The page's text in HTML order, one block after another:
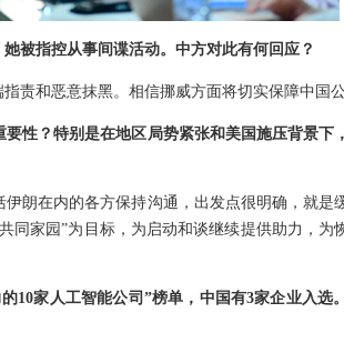
被指控从事间谍活动。中方对此有何回应？
责和恶意抹黑。相信挪威方面将切实保障中国公
性？特别是在地区局势紧张和美国施压背景下
朗在内的各方保持沟通，出发点很明确，就是
家园”为目标，为启动和谈继续提供助力，为
10家人工智能公司”榜单，中国有3家企业入选